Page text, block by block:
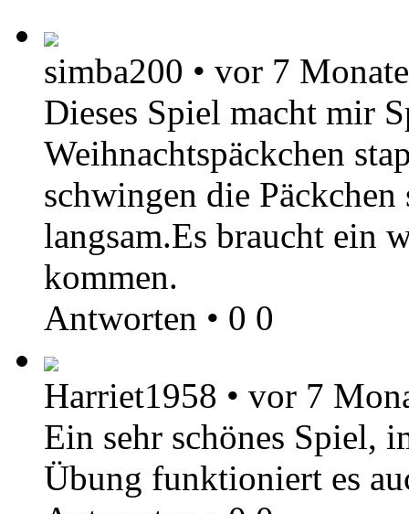
simba200 • vor 7
Dieses Spiel macht mir
Weihnachtspäckchen
schwingen die
langsam.Es braucht ein
kommen.
Antworten • 0 0
Harriet1958 • vor 7
Ein sehr schönes Spiel,
Übung funktioniert es